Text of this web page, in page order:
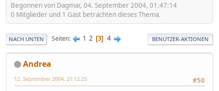
Begonnen von Dagmar, 04. September 2004, 01:47:14
0 Mitglieder und 1 Gast betrachten dieses Thema.
NACH UNTEN Seiten 1 2 3 4 BENUTZER-AKTIONEN
Andrea
#50
12. September 2004, 21:12:25